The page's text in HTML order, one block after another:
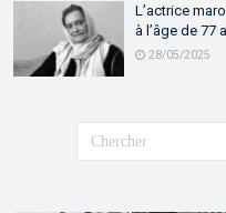
L’actrice
à l’âge de 77
28/05/2025